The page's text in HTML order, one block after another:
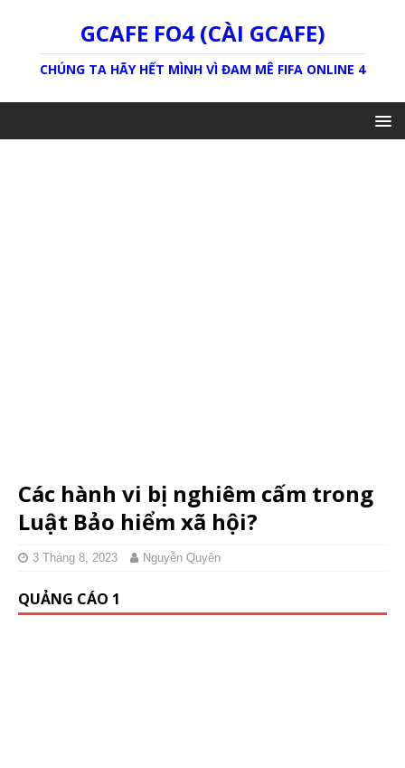
GCAFE FO4 (CÀI GCAFE)
CHÚNG TA HÃY HẾT MÌNH VÌ ĐAM MÊ FIFA ONLINE 4
Các hành vi bị nghiêm cấm trong
Luật Bảo hiểm xã hội?
3 Tháng 8, 2023 Nguyễn Quyên
QUẢNG CÁO 1